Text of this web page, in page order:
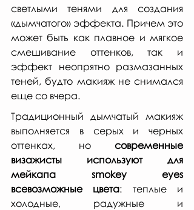
светлыми тенями для создания
«дымчатого» эффекта. Причем это
может быть как плавное и мягкое
смешивание оттенков, так и
эффект неопрятно размазанных
теней, будто макияж не снимался
еще со вчера.
Традиционный дымчатый макияж
выполняется в серых и черных
оттенках, но современные
визажисты используют для
мейкапа smokey eyes
всевозможные цвета: теплые и
холодные, радужные и